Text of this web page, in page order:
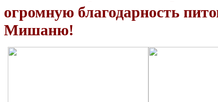
огромную благодарность
Мишаню!